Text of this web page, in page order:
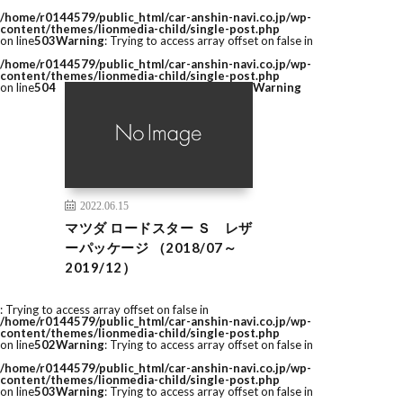
/home/r0144579/public_html/car-anshin-navi.co.jp/wp-
content/themes/lionmedia-child/single-post.php
on line503Warning: Trying to access array offset on false in
/home/r0144579/public_html/car-anshin-navi.co.jp/wp-
content/themes/lionmedia-child/single-post.php
on line504
2022.06.15
マツダ ロードスター Ｓ レザ
ーパッケージ （2018/07～
2019/12）
Warning
: Trying to access array offset on false in
/home/r0144579/public_html/car-anshin-navi.co.jp/wp-
content/themes/lionmedia-child/single-post.php
on line502Warning: Trying to access array offset on false in
/home/r0144579/public_html/car-anshin-navi.co.jp/wp-
content/themes/lionmedia-child/single-post.php
on line503Warning: Trying to access array offset on false in